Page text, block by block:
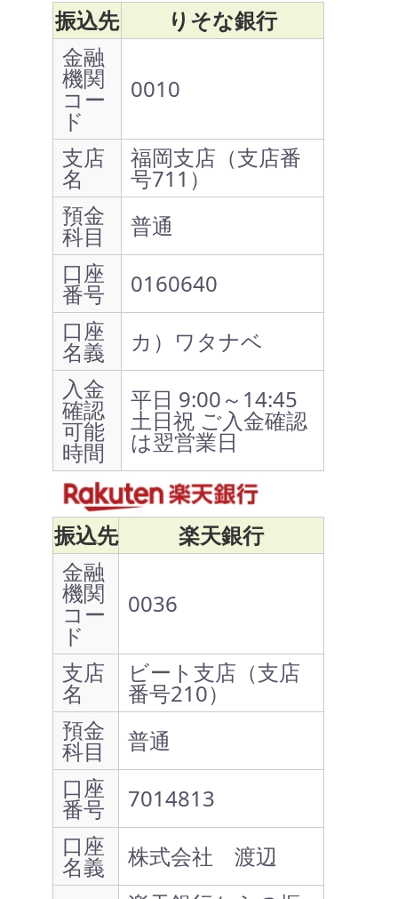
振込先
りそな銀行
金融
機関
コー
ド
0010
支店
名
福岡支店（支店番
号711）
預金
科目
普通
口座
番号
0160640
口座
名義
カ）ワタナベ
入金
確認
可能
時間
平日 9:00～14:45
土日祝 ご入金確認
は翌営業日
振込先
楽天銀行
金融
機関
コー
ド
0036
支店
名
ビート支店（支店
番号210）
預金
科目
普通
口座
番号
7014813
口座
名義
株式会社 渡辺